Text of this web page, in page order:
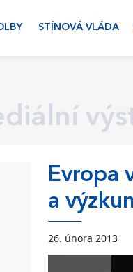
STÍNOVÁ VLÁDA
Evropa
a
26. února 2013